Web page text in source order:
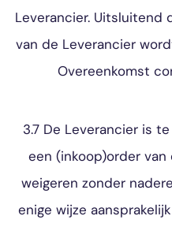
Leverancier. Uitsluitend
van de Leverancier
Overeenkomst
3.7 De Leverancier is
een (inkoop)order
weigeren zonder
enige wijze